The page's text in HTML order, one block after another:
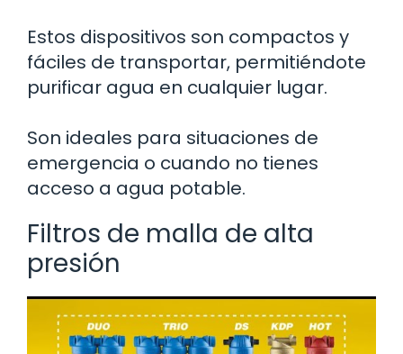
Estos dispositivos son compactos y
fáciles de transportar, permitiéndote
purificar agua en cualquier lugar.
Son ideales para situaciones de
emergencia o cuando no tienes
acceso a agua potable.
Filtros de malla de alta
presión